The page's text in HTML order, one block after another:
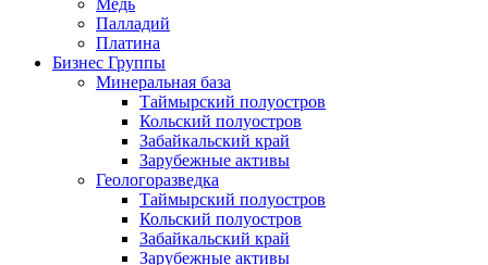
Медь
Палладий
Платина
Бизнес Группы
Минеральная база
Таймырский полуостров
Кольский полуостров
Забайкальский край
Зарубежные активы
Геологоразведка
Таймырский полуостров
Кольский полуостров
Забайкальский край
Зарубежные активы